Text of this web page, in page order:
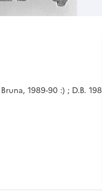
1989-90 :) ; D.B. 198